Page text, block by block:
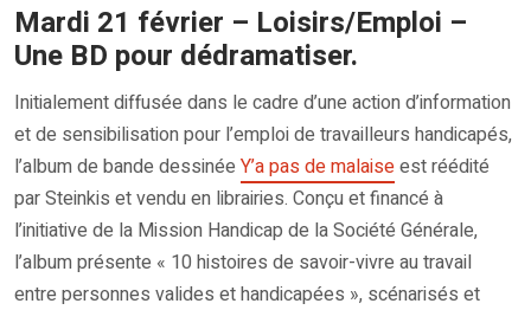
Mardi 21 février – Loisirs/Emploi –
Une BD pour dédramatiser.
Initialement diffusée dans le cadre d’une action d’information
et de sensibilisation pour l’emploi de travailleurs handicapés,
l’album de bande dessinée Y’a pas de malaiseest réédité
par Steinkis et vendu en librairies. Conçu et financé à
l’initiative de la Mission Handicap de la Société Générale,
l’album présente « 10 histoires de savoir-vivre au travail
entre personnes valides et handicapées », scénarisés et